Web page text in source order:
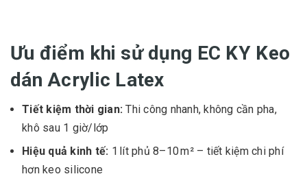
Ưu điểm khi sử dụng EC KY Keo
dán Acrylic Latex
Tiết kiệm thời gian: Thi công nhanh, không cần pha,
khô sau 1 giờ/lớp
Hiệu quả kinh tế: 1 lít phủ 8–10 m² – tiết kiệm chi phí
hơn keo silicone